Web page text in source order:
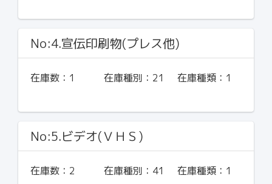
No:4.宣伝印刷物(プレス他)
在庫数： 1 在庫種別： 21 在庫種類： 1
No:5.ビデオ(ＶＨＳ)
在庫数： 2 在庫種別： 41 在庫種類： 1